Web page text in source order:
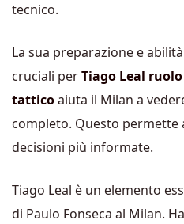
tecnico.
La sua preparazione e
cruciali perTiago Leal
tatticoaiuta il Milan a
completo. Questo permette
decisioni più informate.
Tiago Leal è un elemento
di Paulo Fonseca al Milan.